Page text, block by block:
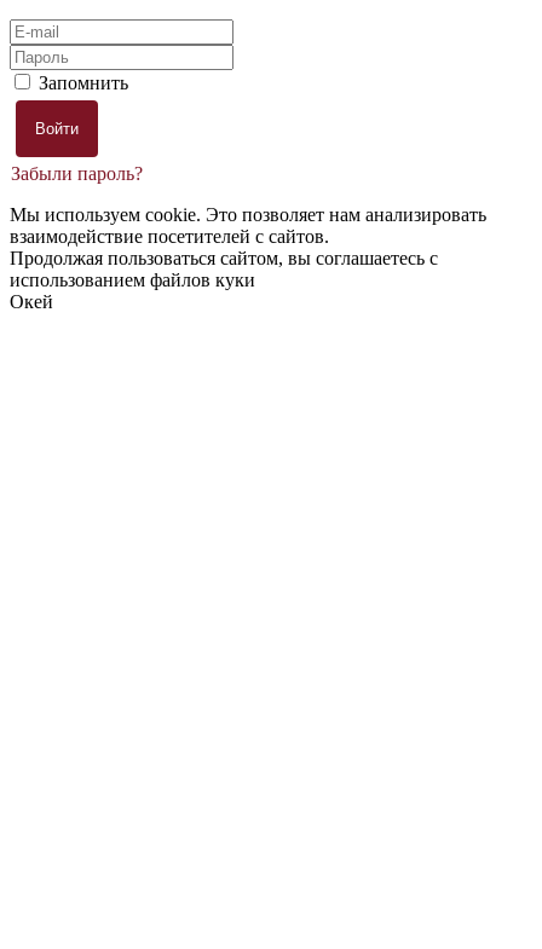
Запомнить
Забыли пароль?
Мы используем cookie. Это позволяет нам анализировать
взаимодействие посетителей с сайтов.
Продолжая пользоваться сайтом, вы соглашаетесь с
использованием файлов куки
Окей